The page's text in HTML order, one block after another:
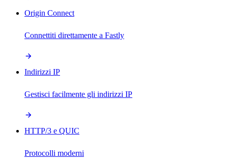
Origin Connect
Connettiti direttamente a Fastly
Indirizzi IP
Gestisci facilmente gli indirizzi IP
HTTP/3 e QUIC
Protocolli moderni